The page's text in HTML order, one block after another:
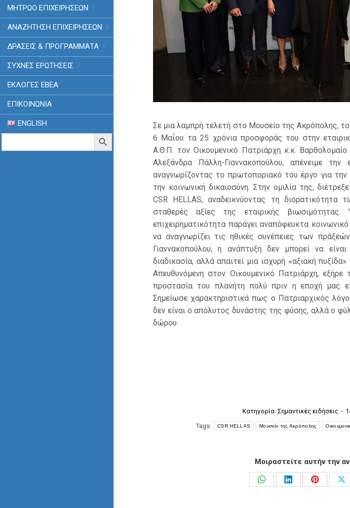
ΜΗΤΡΩΟ ΕΠΙΧΕΙΡΗΣΕΩΝ
ΑΝΑΖΗΤΗΣΗ ΕΠΙΧΕΙΡΗΣΕΩΝ
ΔΡΑΣΕΙΣ & ΠΡΟΓΡΑΜΜΑΤΑ
ΣΥΧΝΕΣ ΕΡΩΤΗΣΕΙΣ
ΕΚΛΟΓΈΣ ΕΒΕΑ
ΕΠΙΚΟΙΝΩΝΙΑ
ENGLISH
Search
Search Button
Σε μια λαμπρή τελετή στο Μουσείο της Ακρόπολης,
6 Μαΐου τα 25 χρόνια προσφοράς του στην
Α.Θ.Π. τον Οικουμενικό Πατριάρχη κ.κ.
Αλεξάνδρα Πάλλη-Γιαννακοπούλου, απένειμε την
αναγνωρίζοντας το πρωτοποριακό του έργο για
την κοινωνική δικαιοσύνη. Στην ομιλία της,
CSR HELLAS, αναδεικνύοντας τη
σταθερές αξίες της εταιρικής
επιχειρηματικότητα παράγει αναπόφευκτα
να αναγνωρίζει τις ηθικές συνέπειες των
Γιαννακοπούλου, η ανάπτυξη δεν μπορεί να
διαδικασία, αλλά απαιτεί μια ισχυρή «αξιακή
Απευθυνόμενη στον Οικουμενικό Πατριάρχη,
προστασία του πλανήτη πολύ πριν η εποχή μας
Σημείωσε χαρακτηριστικά πως ο Πατριαρχικός
δεν είναι ο απόλυτος δυνάστης της φύσης, αλλά ο
δώρου.
Κατηγορία: Σημαντικές ειδήσεις
Tags:
CSR HELLAS Μουσείο της Ακρόπολης
Μοιραστείτε αυτήν την
Share
Share
Share